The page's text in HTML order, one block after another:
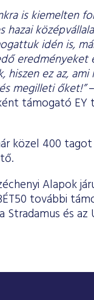
is kiemelten
idén is,
eredményeket
ez az,
megilleti őket!”
támogató EY
közel 400 tagot
Alapok
további
és az